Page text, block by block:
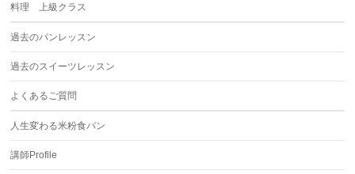
料理 上級クラス
過去のパンレッスン
過去のスイーツレッスン
よくあるご質問
人生変わる米粉食パン
講師Profile